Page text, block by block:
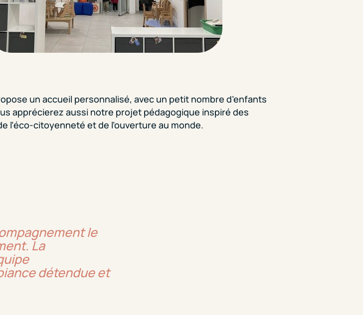
un accueil personnalisé, avec un petit nombre d’enfants
apprécierez aussi notre projet pédagogique inspiré des
l’éco-citoyenneté et de l’ouverture au monde.
le
La
détendue et